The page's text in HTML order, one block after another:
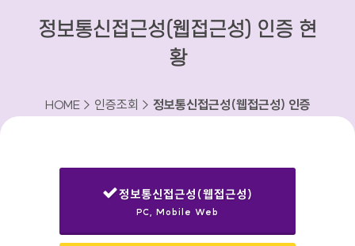
정보통신접근성(웹접근성) 인증 현
황
HOME > 인증조회 > 정보통신접근성(웹접근성) 인증
정보통신접근성(웹접근성)
PC, Mobile Web